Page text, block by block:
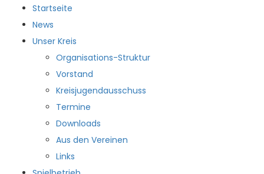
Startseite
News
Unser Kreis
Organisations-Struktur
Vorstand
Kreisjugendausschuss
Termine
Downloads
Aus den Vereinen
Links